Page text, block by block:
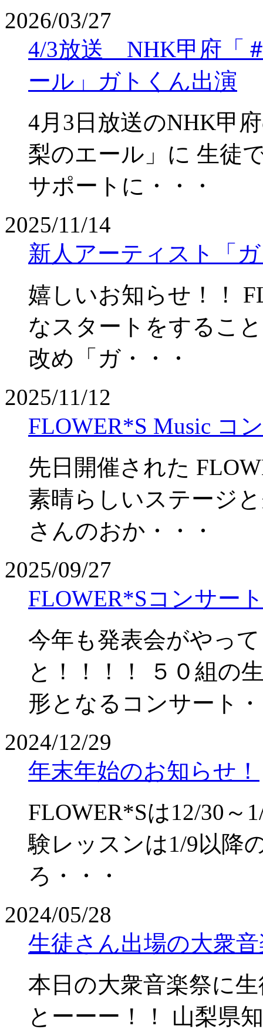
2026/03/27
4/3放送 NHK甲府「
ール」ガトくん出演
4月3日放送のNHK甲
梨のエール」に 生徒
サポートに・・・
2025/11/14
新人アーティスト「ガ
嬉しいお知らせ！！
なスタートをするこ
改め「ガ・・・
2025/11/12
FLOWER*S Music コ
先日開催された
素晴らしいステージ
さんのおか・・・
2025/09/27
FLOWER*Sコンサー
今年も発表会がやっ
と！！！！ ５０組の
形となるコンサート
2024/12/29
年末年始のお知らせ！
FLOWER*Sは12/30～
験レッスンは1/9以降
ろ・・・
2024/05/28
生徒さん出場の大衆
本日の大衆音楽祭に
とーーー！！ 山梨県